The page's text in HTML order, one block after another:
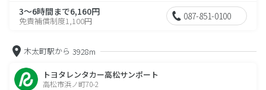
3～6時間まで6,160円
免責補償制度1,100円 087-851-0100
木太町駅から 3928m
トヨタレンタカー高松サンポート
高松市浜ノ町70-2